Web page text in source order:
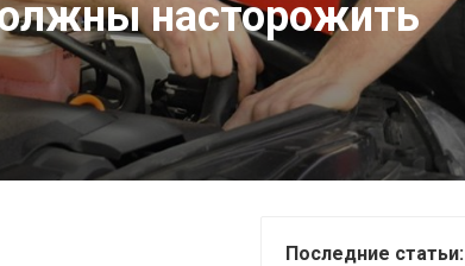
насторожить
Последние статьи: